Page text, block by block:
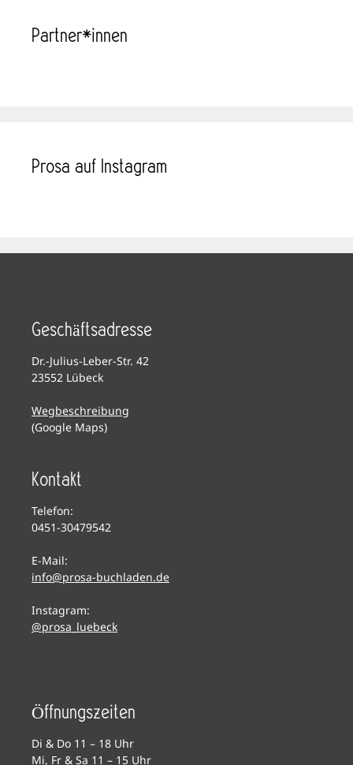
Partner*innen
Prosa auf Instagram
Geschäftsadresse
Dr.-Julius-Leber-Str. 42
23552 Lübeck
Wegbeschreibung
(Google Maps)
Kontakt
Telefon:
0451-30479542
E-Mail:
info@prosa-buchladen.de
Instagram:
@prosa_luebeck
Öffnungszeiten
Di & Do 11 – 18 Uhr
Mi, Fr & Sa 11 – 15 Uhr